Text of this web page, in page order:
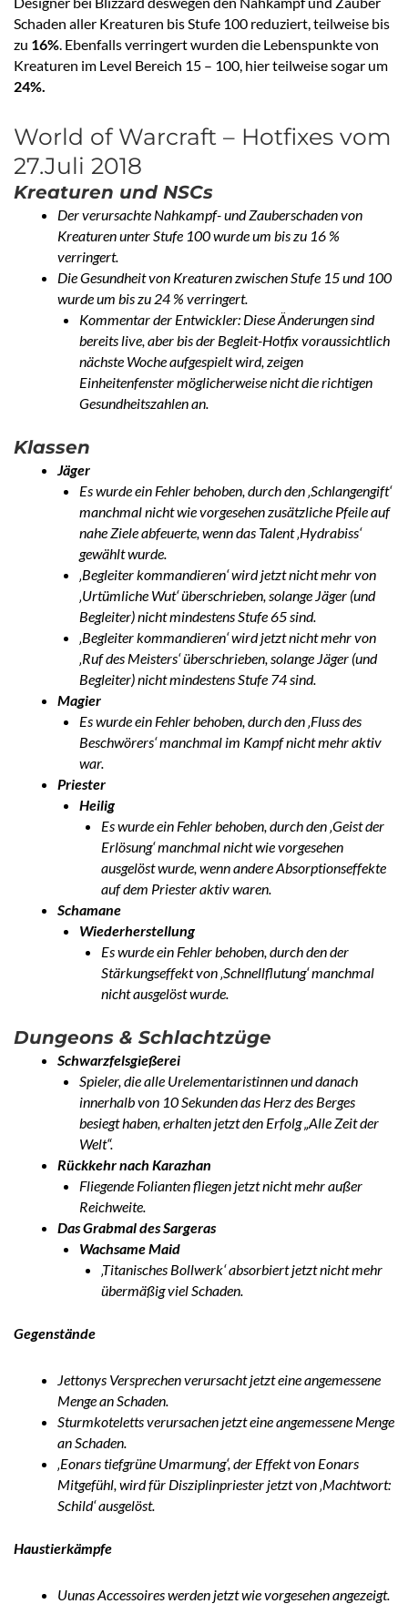
Schaden aller Kreaturen bis Stufe 100 reduziert, teilweise bis
zu 16% . Ebenfalls verringert wurden die Lebenspunkte von
Kreaturen im Level Bereich 15 – 100, hier teilweise sogar um
24%.
World of Warcraft – Hotfixes vom
27.Juli 2018
Kreaturen und NSCs
Der verursachte Nahkampf- und Zauberschaden von
Kreaturen unter Stufe 100 wurde um bis zu 16 %
verringert.
Die Gesundheit von Kreaturen zwischen Stufe 15 und 100
wurde um bis zu 24 % verringert.
Kommentar der Entwickler: Diese Änderungen sind
bereits live, aber bis der Begleit-Hotfix voraussichtlich
nächste Woche aufgespielt wird, zeigen
Einheitenfenster möglicherweise nicht die richtigen
Gesundheitszahlen an.
Klassen
Jäger
Es wurde ein Fehler behoben, durch den ‚Schlangengift‘
manchmal nicht wie vorgesehen zusätzliche Pfeile auf
nahe Ziele abfeuerte, wenn das Talent ‚Hydrabiss‘
gewählt wurde.
‚Begleiter kommandieren‘ wird jetzt nicht mehr von
‚Urtümliche Wut‘ überschrieben, solange Jäger (und
Begleiter) nicht mindestens Stufe 65 sind.
‚Begleiter kommandieren‘ wird jetzt nicht mehr von
‚Ruf des Meisters‘ überschrieben, solange Jäger (und
Begleiter) nicht mindestens Stufe 74 sind.
Magier
Es wurde ein Fehler behoben, durch den ‚Fluss des
Beschwörers‘ manchmal im Kampf nicht mehr aktiv
war.
Priester
Heilig
Es wurde ein Fehler behoben, durch den ‚Geist der
Erlösung‘ manchmal nicht wie vorgesehen
ausgelöst wurde, wenn andere Absorptionseffekte
auf dem Priester aktiv waren.
Schamane
Wiederherstellung
Es wurde ein Fehler behoben, durch den der
Stärkungseffekt von ‚Schnellflutung‘ manchmal
nicht ausgelöst wurde.
Dungeons & Schlachtzüge
Schwarzfelsgießerei
Spieler, die alle Urelementaristinnen und danach
innerhalb von 10 Sekunden das Herz des Berges
besiegt haben, erhalten jetzt den Erfolg „Alle Zeit der
Welt“.
Rückkehr nach Karazhan
Fliegende Folianten fliegen jetzt nicht mehr außer
Reichweite.
Das Grabmal des Sargeras
Wachsame Maid
‚Titanisches Bollwerk‘ absorbiert jetzt nicht mehr
übermäßig viel Schaden.
Gegenstände
Jettonys Versprechen verursacht jetzt eine angemessene
Menge an Schaden.
Sturmkoteletts verursachen jetzt eine angemessene Menge
an Schaden.
‚Eonars tiefgrüne Umarmung‘, der Effekt von Eonars
Mitgefühl, wird für Disziplinpriester jetzt von ‚Machtwort:
Schild‘ ausgelöst.
Haustierkämpfe
Uunas Accessoires werden jetzt wie vorgesehen angezeigt.